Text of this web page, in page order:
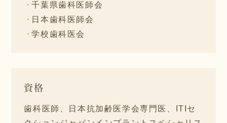
千葉県歯科医師会
日本歯科医師会
学校歯科医会
資格
歯科医師、日本抗加齢医学会専門医、ITIセ